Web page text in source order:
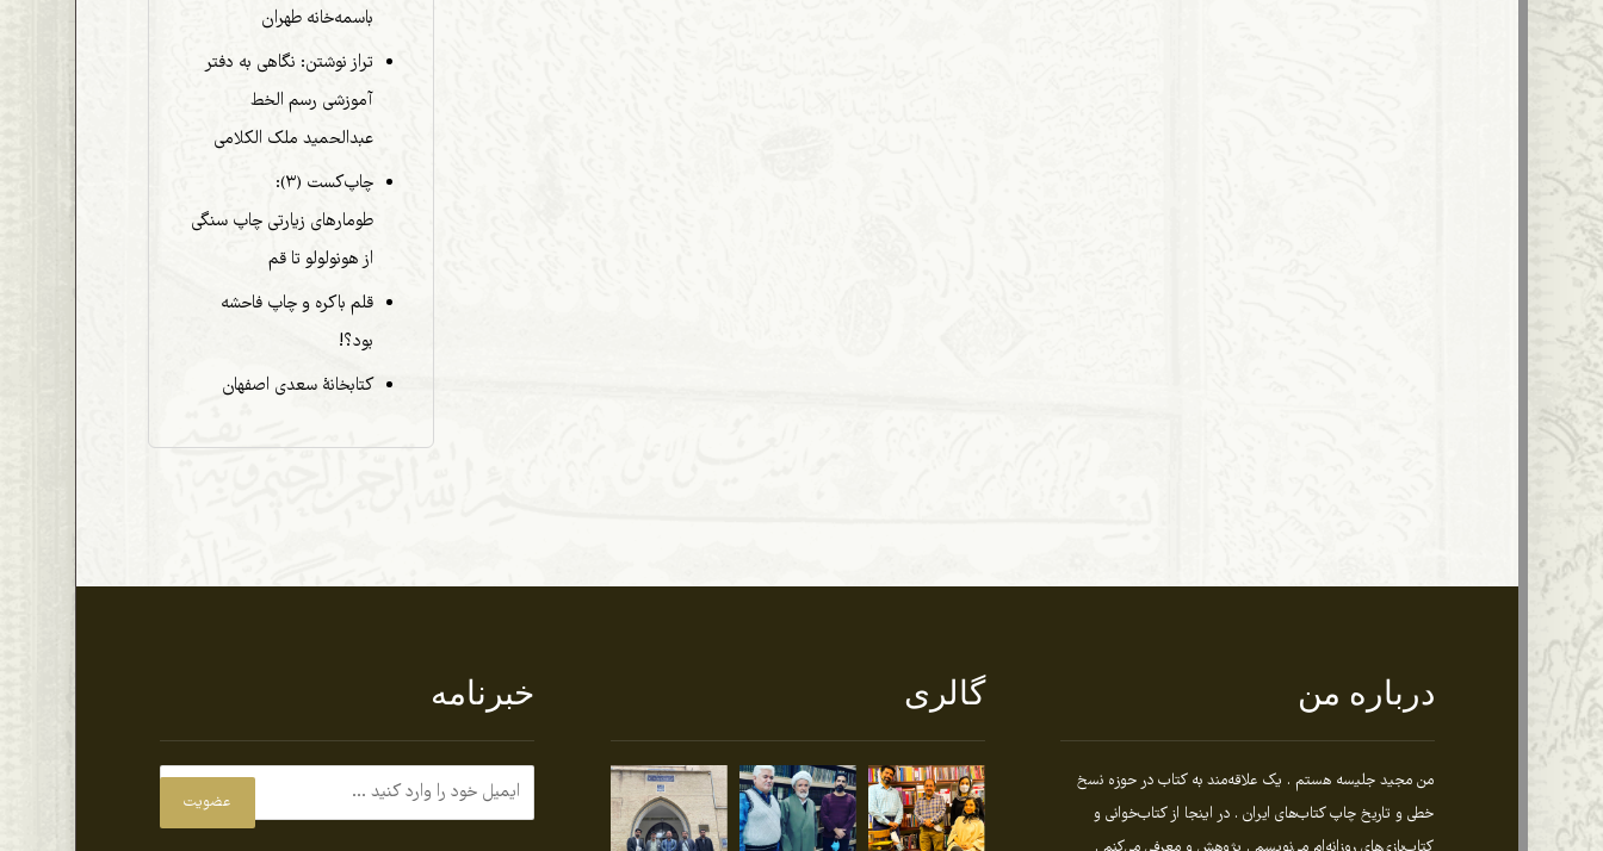
باسمه‌خانه طهران
تراز نوشتن: نگاهی به دفتر
آموزشی رسم الخط
عبدالحمید ملک الکلامی
چاپ‌کست (۳):
طومارهای زیارتی چاپ سنگی
از هونولولو تا قم
قلم باکره و چاپ فاحشه
بود؟!
کتابخانۀ سعدی اصفهان
درباره من
من مجید جلیسه هستم . یک علاقه‌مند به کتاب در حوزه نسخ
خطی و تاریخ چاپ کتاب‌های ایران . در اینجا از کتاب‌خوانی و
گالری خبرنامه
عضویت